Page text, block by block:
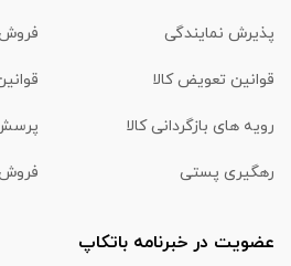
پذیرش نمایندگی
قوانین تعویض کالا
رویه های بازگردانی کالا
رهگیری پستی
عضویت در خبرنامه باتکاپ